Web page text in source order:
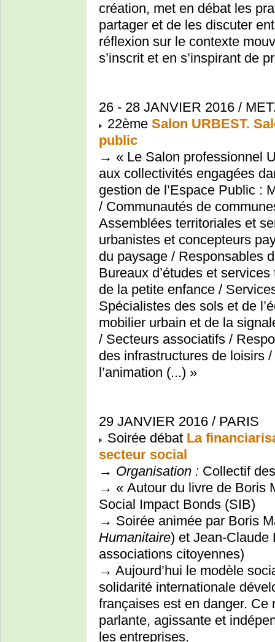
création, met en débat les
partager et de les discuter
réflexion sur le contexte
s’inscrit et en s’inspirant de
26 - 28 JANVIER 2016 /
22ème Salon URBEST.
public
→ « Le Salon professionnel
aux collectivités engagées
gestion de l’Espace Public :
/ Communautés de
Assemblées territoriales et
urbanistes et concepteurs
du paysage / Responsables
Bureaux d’études et
de la petite enfance /
Spécialistes des sols et de
mobilier urbain et de la
/ Secteurs associatifs /
des infrastructures de loisirs
l’animation (...) »
29 JANVIER 2016 / PARIS
Soirée débat La
secteur social
→ Organisation : Collectif
→ « Autour du livre de Boris
Social Impact Bonds (SIB)
→ Soirée animée par Boris
Humanitaire) et Jean-Claude
associations citoyennes)
→ Aujourd’hui le modèle
solidarité internationale
françaises est en danger. Ce
parlante, agissante et
les entreprises.